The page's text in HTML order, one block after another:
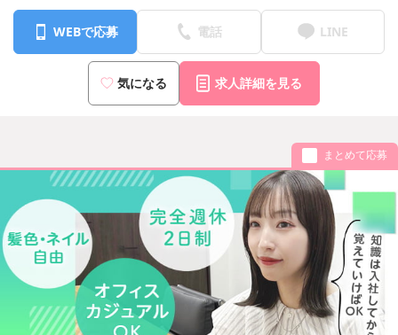
WEBで応募 電話 LINE
気になる 求人詳細を見る
まとめて応募